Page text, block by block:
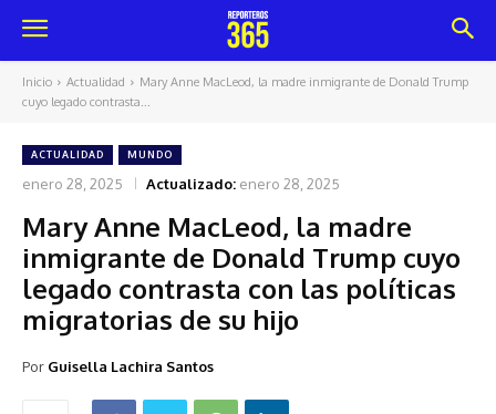
Inicio Actualidad
Mary Anne MacLeod, la madre inmigrante de Donald Trump
cuyo legado contrasta...
ACTUALIDAD MUNDO
enero 28, 2025 Actualizado: enero 28, 2025
Mary Anne MacLeod, la madre
inmigrante de Donald Trump cuyo
legado contrasta con las políticas
migratorias de su hijo
Por Guisella Lachira Santos